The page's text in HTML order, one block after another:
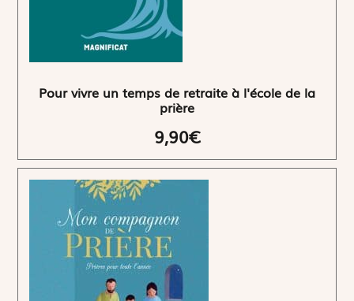
Pour vivre un temps de retraite à l'école de la
prière
9,90€